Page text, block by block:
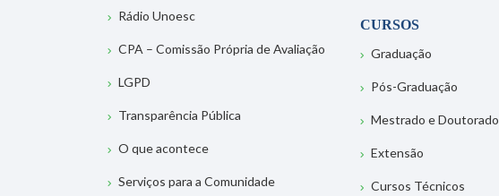
Rádio Unoesc
CPA – Comissão Própria de Avaliação
LGPD
Transparência Pública
O que acontece
Serviços para a Comunidade
CURSOS
Graduação
Pós-Graduação
Mestrado e Doutorado
Extensão
Cursos Técnicos